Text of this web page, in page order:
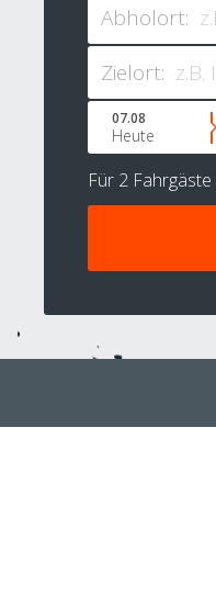
Abholort:
Zielort:
07.08
Heute
Für 2 Fahrgäste